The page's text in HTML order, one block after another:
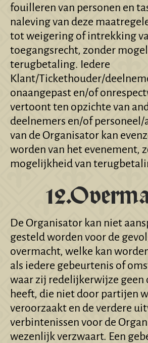
fouilleren van personen en
naleving van deze
tot weigering of intrekking
toegangsrecht, zonder
terugbetaling. Iedere
Klant/Tickethouder/
onaangepast en/of
vertoont ten opzichte van
deelnemers en/of personeel/
van de Organisator kan
worden van het evenement,
mogelijkheid van
De Organisator kan niet
gesteld worden voor de
overmacht, welke kan
als iedere gebeurtenis of
waar zij redelijkerwijze geen
heeft, die niet door partijen
veroorzaakt en de verdere
verbintenissen voor de
wezenlijk verzwaart. Een